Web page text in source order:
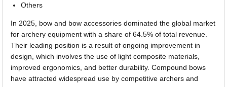
Others
In 2025, bow and bow accessories dominated the global market
for archery equipment with a share of 64.5% of total revenue.
Their leading position is a result of ongoing improvement in
design, which involves the use of light composite materials,
improved ergonomics, and better durability. Compound bows
have attracted widespread use by competitive archers and